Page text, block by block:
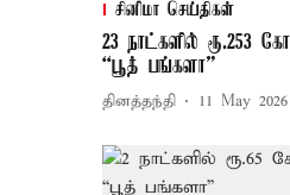
சினிமா செய்திகள்
23 நாட்களில் ரூ.253
“பூத் பங்களா”
தினத்தந்தி 11 May 2026